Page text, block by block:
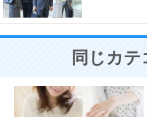
同じカ